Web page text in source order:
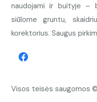
naudojami ir buityje –
siūlome gruntu,
korektorius. Saugus
Visos teisės saugomos